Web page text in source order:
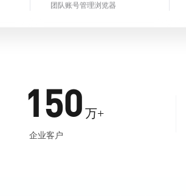
团队账号管理浏览器
150 万+
企业客户